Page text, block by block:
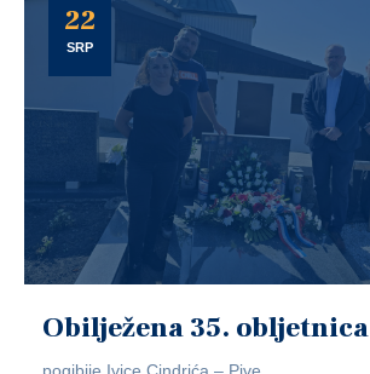
22
SRP
Obilježena 35. obljetnica